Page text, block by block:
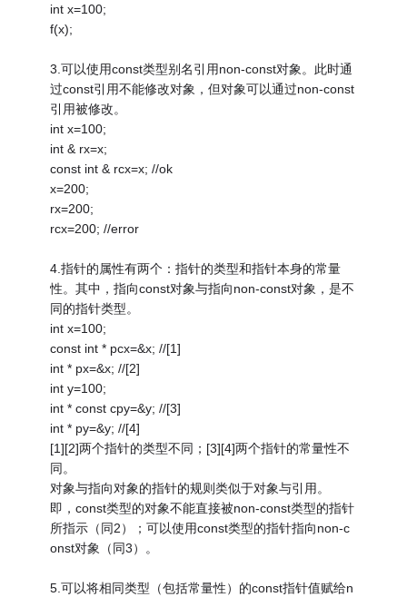
int x=100;
f(x);
3.可以使用const类型别名引用non-const对象。此时通
过const引用不能修改对象，但对象可以通过non-const
引用被修改。
int x=100;
int & rx=x;
const int & rcx=x; //ok
x=200;
rx=200;
rcx=200; //error
4.指针的属性有两个：指针的类型和指针本身的常量
性。其中，指向const对象与指向non-const对象，是不
同的指针类型。
int x=100;
const int * pcx=&x; //[1]
int * px=&x; //[2]
int y=100;
int * const cpy=&y; //[3]
int * py=&y; //[4]
[1][2]两个指针的类型不同；[3][4]两个指针的常量性不
同。
对象与指向对象的指针的规则类似于对象与引用。
即，const类型的对象不能直接被non-const类型的指针
所指示（同2）；可以使用const类型的指针指向non-c
onst对象（同3）。
5.可以将相同类型（包括常量性）的const指针值赋给n